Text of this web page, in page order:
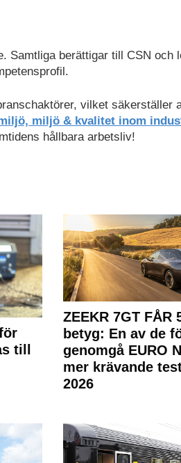
Samtliga berättigar till CSN och
vilket säkerställer
miljö & kvalitet inom
hållbara arbetsliv!
till
ZEEKR 7GT FÅR
betyg: En av de
genomgå EURO
mer krävande
2026